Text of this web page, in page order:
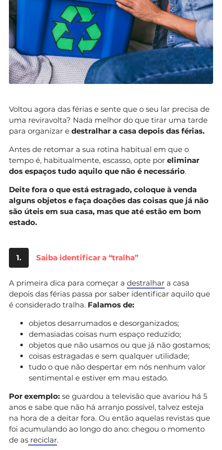
Voltou agora das férias e sente que o seu lar precisa de
uma reviravolta? Nada melhor do que tirar uma tarde
para organizar e destralhar a casa depois das férias.
Antes de retomar a sua rotina habitual em que o
tempo é, habitualmente, escasso, opte por eliminar
dos espaços tudo aquilo que não é necessário.
Deite fora o que está estragado, coloque à venda
alguns objetos e faça doações das coisas que já não
são úteis em sua casa, mas que até estão em bom
estado.
1. Saiba identificar a “tralha”
A primeira dica para começar a destralhar a casa
depois das férias passa por saber identificar aquilo que
é considerado tralha. Falamos de:
objetos desarrumados e desorganizados;
demasiadas coisas num espaço reduzido;
objetos que não usamos ou que já não gostamos;
coisas estragadas e sem qualquer utilidade;
tudo o que não despertar em nós nenhum valor
sentimental e estiver em mau estado.
Por exemplo: se guardou a televisão que avariou há 5
anos e sabe que não há arranjo possível, talvez esteja
na hora de a deitar fora. Ou então aquelas revistas que
foi acumulando ao longo do ano: chegou o momento
de as reciclar.